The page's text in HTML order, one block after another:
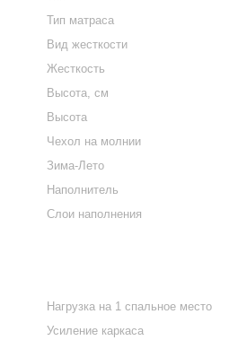
Тип матраса
Вид жесткости
Жесткость
Высота, см
Высота
Чехол на молнии
Зима-Лето
Наполнитель
Слои наполнения
Нагрузка на 1 спальное место
Усиление каркаса